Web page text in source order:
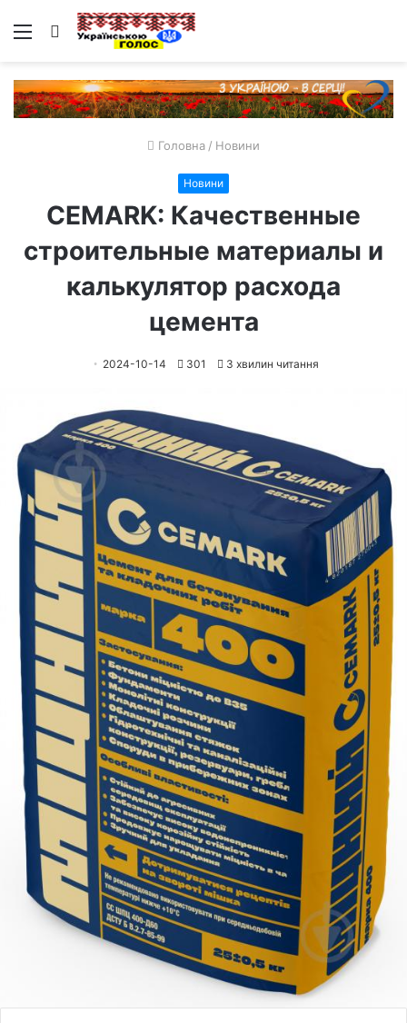
Меню Пошук
Головна / Новини
Новини
CEMARK: Качественные
строительные материалы и
калькулятор расхода
цемента
2024-10-14 301 3 хвилин читання